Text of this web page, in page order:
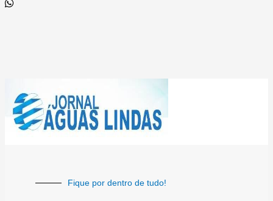
Fique por dentro de tudo!